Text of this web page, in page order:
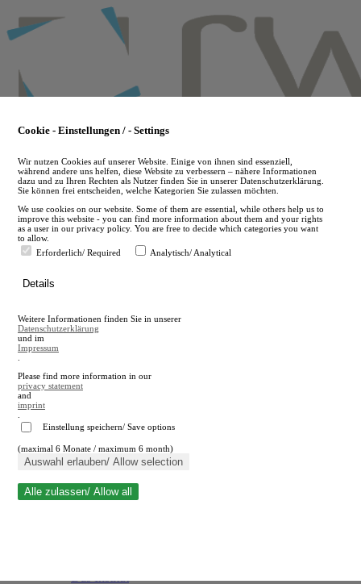
to
main
en
A
A
Suche schließen
Cookie - Einstellungen / - Settings
Wir nutzen Cookies auf unserer Website. Einige von ihnen sind essenziell,
während andere uns helfen, diese Website zu verbessern – nähere Informationen
dazu und zu Ihren Rechten als Nutzer finden Sie in unserer Datenschutzerklärung.
Sie können frei entscheiden, welche Kategorien Sie zulassen möchten.
We use cookies on our website. Some of them are essential, while others help us to
improve this website - you can find more information about them and your rights
as a user in our privacy policy. You are free to decide which categories you want
to allow.
Erforderlich/ Required
Analytisch/ Analytical
Details
Weitere Informationen finden Sie in unserer
Datenschutzerklärung
und im
Impressum
Please find more information in our
privacy statement
and
imprint
Einstellung speichern/ Save options
(maximal 6 Monate / maximum 6 month)
Auswahl erlauben/ Allow selection
Alle zulassen/ Allow all